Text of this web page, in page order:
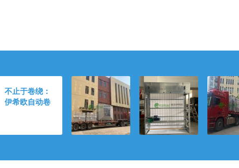
不止于卷绕：
伊希欧自动卷
慧”与“维护减
静默织网，恒净
如初：伊希欧自
动卷绕式空气过
滤器的“动态覆
盖”哲学
从静态到“流
淌”：伊希欧如何
以卷绕式过滤器
重塑空气净化的
空间与时间逻辑
动态卷
守护：
动卷绕
滤器如
与低阻革
塑高效